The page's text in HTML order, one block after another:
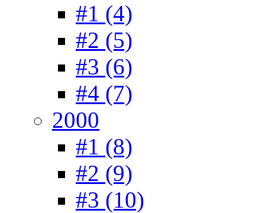
#1 (4)
#2 (5)
#3 (6)
#4 (7)
2000
#1 (8)
#2 (9)
#3 (10)